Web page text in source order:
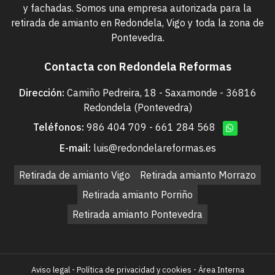
y fachadas. Somos una empresa autorizada para la
retirada de amianto en Redondela, Vigo y toda la zona de
Pontevedra.
Contacta con Redondela Reformas
Dirección: Camiño Pedreira, 18 - Saxamonde - 36816
Redondela (Pontevedra)
Teléfonos: 986 404 709 - 661 284 568
E-mail: luis@redondelareformas.es
Retirada de amianto Vigo
Retirada amianto Morrazo
Retirada amianto Porriño
Retirada amianto Pontevedra